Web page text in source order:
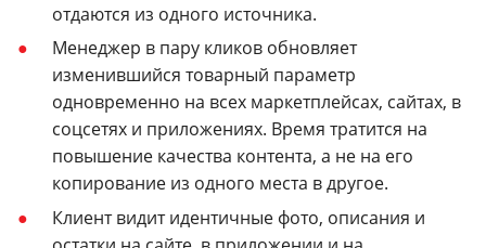
отдаются из одного источника.
Менеджер в пару кликов обновляет
изменившийся товарный параметр
одновременно на всех маркетплейсах, сайтах, в
соцсетях и приложениях. Время тратится на
повышение качества контента, а не на его
копирование из одного места в другое.
Клиент видит идентичные фото, описания и